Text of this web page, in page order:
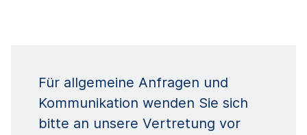
Für allgemeine Anfragen und
Kommunikation wenden Sie sich
bitte an unsere Vertretung vor